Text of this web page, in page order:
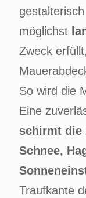
möglichst
Zweck
So wird die
Eine
schirmt die
Schnee,
Traufkante